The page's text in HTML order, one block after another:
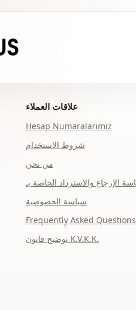
علاقات العملاء
Hesap Numaralarımız
شروط الاستخدام
من نحن
سياسة الخصوصية
Frequently Asked Questions
توضيح قانون K.V.K.K.